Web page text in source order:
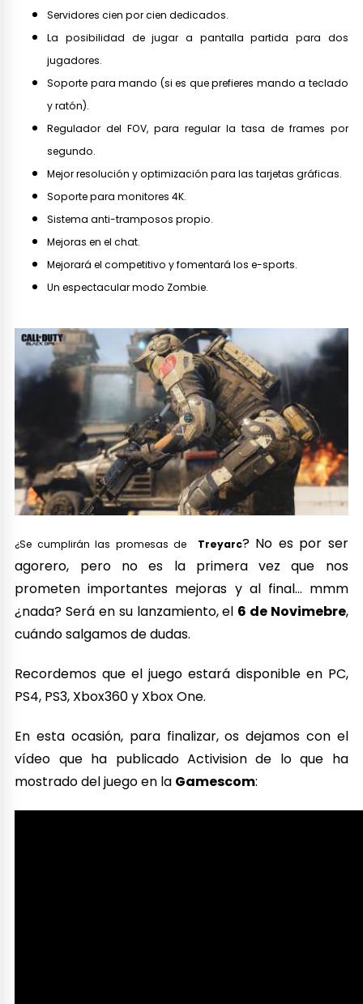
Servidores cien por cien dedicados.
La posibilidad de jugar a pantalla partida para dos
jugadores.
Soporte para mando (si es que prefieres mando a teclado
y ratón).
Regulador del FOV, para regular la tasa de frames por
segundo.
Mejor resolución y optimización para las tarjetas gráficas.
Soporte para monitores 4K.
Sistema anti-tramposos propio.
Mejoras en el chat.
Mejorará el competitivo y fomentará los e-sports.
Un espectacular modo Zombie.
¿Se cumplirán las promesas de Treyarc? No es por ser
agorero, pero no es la primera vez que nos
prometen importantes mejoras y al final… mmm
¿nada? Será en su lanzamiento, el 6 de Novimebre,
cuándo salgamos de dudas.
Recordemos que el juego estará disponible en PC,
PS4, PS3, Xbox360 y Xbox One.
En esta ocasión, para finalizar, os dejamos con el
vídeo que ha publicado Activision de lo que ha
mostrado del juego en la Gamescom: